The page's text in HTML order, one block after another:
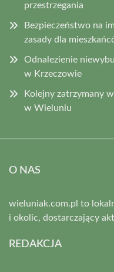
przestrzegania
Bezpieczeństwo na
zasady dla
Odnalezienie
w Krzeczowie
Kolejny zatrzymany
w Wieluniu
O NAS
wieluniak.com.pl to
i okolic, dostarczający
REDAKCJA